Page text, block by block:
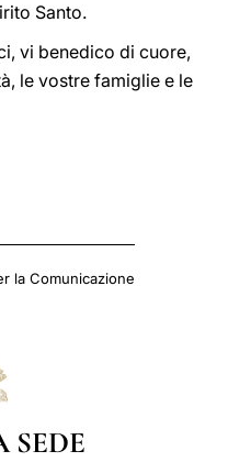
Santo.
vi benedico di cuore,
le vostre famiglie e le
la Comunicazione
SEDE